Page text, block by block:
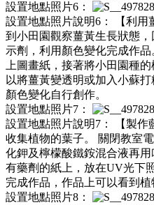
設置地點照片6：
設置地點照片說明6：
【利
到小田園觀察薑黃生長狀態
示劑，利用顏色變化完成作
上圖畫紙，接著將小田園種
以將薑黃變透明或加入小蘇
顏色變化自行創作。
設置地點照片7：
設置地點照片說明7：
【製
收集植物的葉子。 關閉教室
化鉀及檸檬酸鐵銨混合液再
有藥劑的紙上，放在UV光下
完成作品，作品上可以看到植
設置地點照片8：